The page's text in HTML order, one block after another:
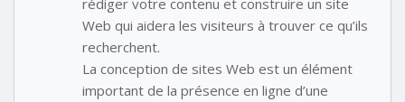
rédiger votre contenu et construire un site
Web qui aidera les visiteurs à trouver ce qu’ils
recherchent.
La conception de sites Web est un élément
important de la présence en ligne d’une